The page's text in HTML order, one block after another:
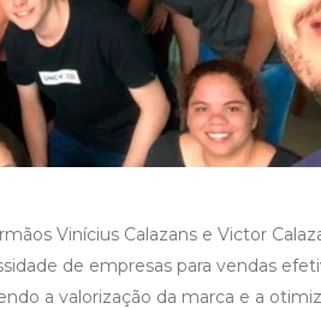
Vinícius Calazans e Victor
de empresas para vendas
a valorização da marca e a